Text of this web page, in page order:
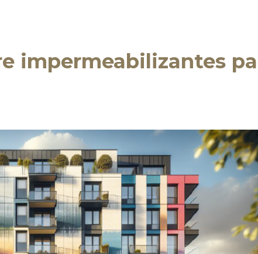
impermeabilizantes